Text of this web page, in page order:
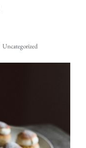
Uncategorized